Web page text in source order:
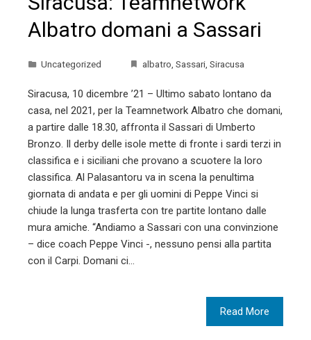
Albatro domani a Sassari
Uncategorized albatro Sassari Siracusa
Siracusa, 10 dicembre ’21 – Ultimo sabato lontano da
casa, nel 2021, per la Teamnetwork Albatro che domani,
a partire dalle 18.30, affronta il Sassari di Umberto
Bronzo. Il derby delle isole mette di fronte i sardi terzi in
classifica e i siciliani che provano a scuotere la loro
classifica. Al Palasantoru va in scena la penultima
giornata di andata e per gli uomini di Peppe Vinci si
chiude la lunga trasferta con tre partite lontano dalle
mura amiche. “Andiamo a Sassari con una convinzione
– dice coach Peppe Vinci -, nessuno pensi alla partita
con il Carpi. Domani ci…
Read More